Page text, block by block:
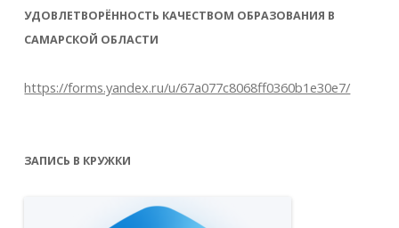
УДОВЛЕТВОРЁННОСТЬ КАЧЕСТВОМ ОБРАЗОВАНИЯ В
САМАРСКОЙ ОБЛАСТИ
https://forms.yandex.ru/u/67a077c8068ff0360b1e30e7/
ЗАПИСЬ В КРУЖКИ